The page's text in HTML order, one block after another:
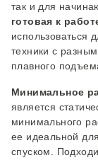
так и для
готовая к
использоваться
техники с
плавного
Минимальное
является
минимального
ее идеальной
спуском.